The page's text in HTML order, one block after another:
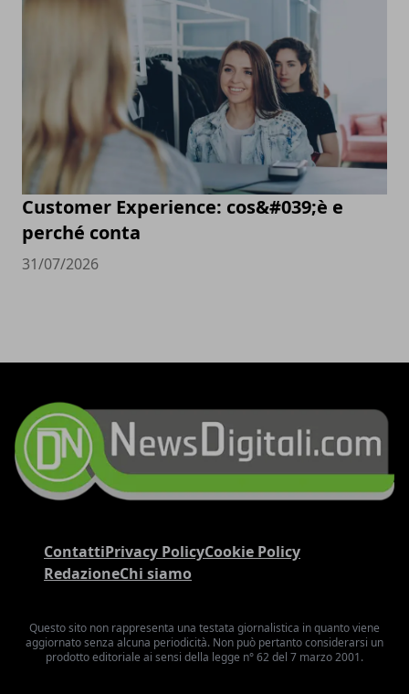
Customer Experience: cos&#039;è e
perché conta
31/07/2026
ContattiPrivacy PolicyCookie Policy
RedazioneChi siamo
Questo sito non rappresenta una testata giornalistica in quanto viene
aggiornato senza alcuna periodicità. Non può pertanto considerarsi un
prodotto editoriale ai sensi della legge n° 62 del 7 marzo 2001.